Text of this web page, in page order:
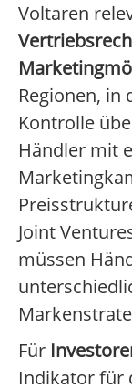
Voltaren
Regionen, in
Kontrolle
Händler mit
Joint
müssen
Für
Indikator für